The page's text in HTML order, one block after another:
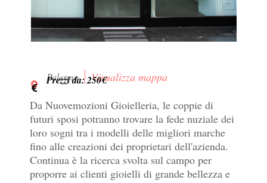
Palermo Visualizza mappa
Prezzi da: 250€
Da Nuovemozioni Gioielleria, le coppie di
futuri sposi potranno trovare la fede nuziale dei
loro sogni tra i modelli delle migliori marche
fino alle creazioni dei proprietari dell'azienda.
Continua è la ricerca svolta sul campo per
proporre ai clienti gioielli di grande bellezza e